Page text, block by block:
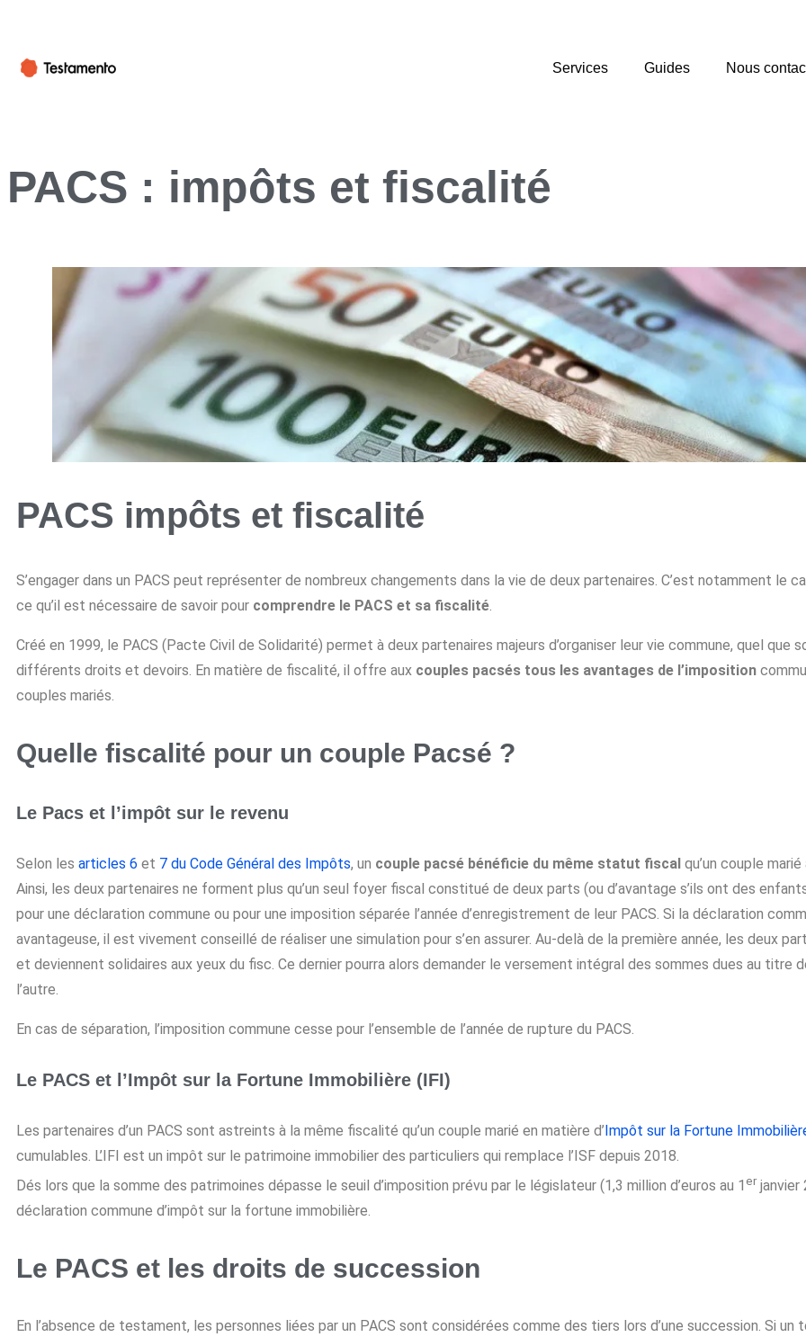
Services Guides Nous
PACS : impôts et fiscalité
PACS impôts et fiscalité
S’engager dans un PACS peut représenter de nombreux changements dans la vie de deux partenaires. C’est notamment le
ce qu’il est nécessaire de savoir pour comprendre le PACS et sa fiscalité.
Créé en 1999, le PACS (Pacte Civil de Solidarité) permet à deux partenaires majeurs d’organiser leur vie commune, quel
différents droits et devoirs. En matière de fiscalité, il offre aux couples pacsés tous les avantages de l’imposition
couples mariés.
Quelle fiscalité pour un couple Pacsé ?
Le Pacs et l’impôt sur le revenu
Selon les articles 6 et 7 du Code Général des Impôts, un couple pacsé bénéficie du même statut fiscal qu’un couple
Ainsi, les deux partenaires ne forment plus qu’un seul foyer fiscal constitué de deux parts (ou d’avantage s’ils ont des
pour une déclaration commune ou pour une imposition séparée l’année d’enregistrement de leur PACS. Si la déclaration
avantageuse, il est vivement conseillé de réaliser une simulation pour s’en assurer. Au-delà de la première année, les deux
et deviennent solidaires aux yeux du fisc. Ce dernier pourra alors demander le versement intégral des sommes dues au titre
l’autre.
En cas de séparation, l’imposition commune cesse pour l’ensemble de l’année de rupture du PACS.
Le PACS et l’Impôt sur la Fortune Immobilière (IFI)
Les partenaires d’un PACS sont astreints à la même fiscalité qu’un couple marié en matière d’Impôt sur la Fortune
cumulables. L’IFI est un impôt sur le patrimoine immobilier des particuliers qui remplace l’ISF depuis 2018.
Dés lors que la somme des patrimoines dépasse le seuil d’imposition prévu par le législateur (1,3 million d’euros au 1 erjanvier
déclaration commune d’impôt sur la fortune immobilière.
Le PACS et les droits de succession
En l’absence de testament, les personnes liées par un PACS sont considérées comme des tiers lors d’une succession. Si